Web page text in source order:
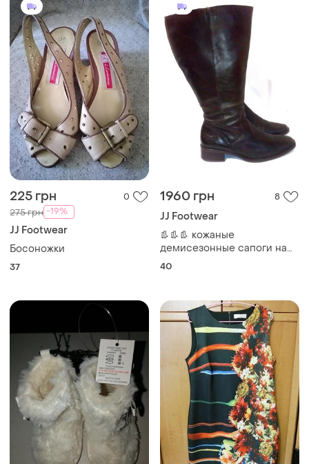
225 грн 0
275 грн -19%
JJ Footwear
Босоножки
37
1960 грн 8
JJ Footwear
👢👢👢 кожаные
демисезонные сапоги на
очень полную голень от jj
40